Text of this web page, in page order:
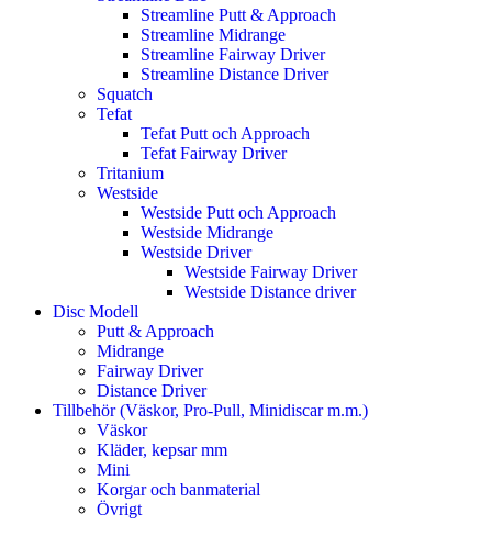
Streamline Putt & Approach
Streamline Midrange
Streamline Fairway Driver
Streamline Distance Driver
Squatch
Tefat
Tefat Putt och Approach
Tefat Fairway Driver
Tritanium
Westside
Westside Putt och Approach
Westside Midrange
Westside Driver
Westside Fairway Driver
Westside Distance driver
Disc Modell
Putt & Approach
Midrange
Fairway Driver
Distance Driver
Tillbehör (Väskor, Pro-Pull, Minidiscar m.m.)
Väskor
Kläder, kepsar mm
Mini
Korgar och banmaterial
Övrigt